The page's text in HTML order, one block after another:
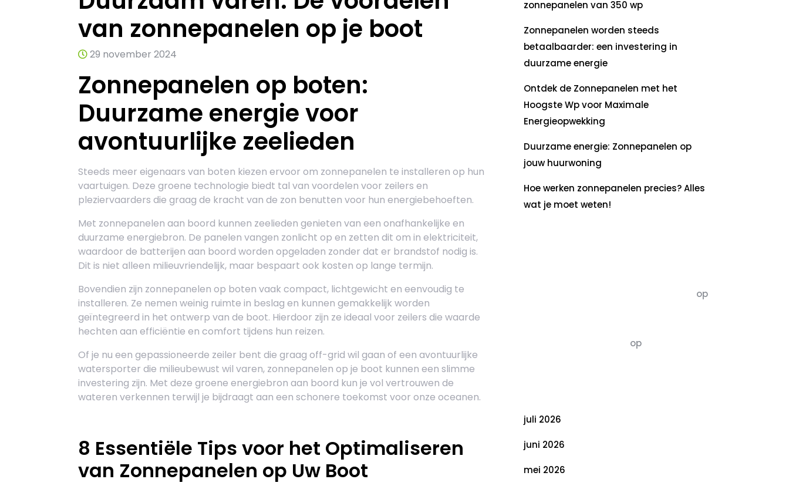
van zonnepanelen op je boot
29 november 2024
Zonnepanelen op boten:
Duurzame energie voor
avontuurlijke zeelieden
Steeds meer eigenaars van boten kiezen ervoor om zonnepanelen te installeren op hun
vaartuigen. Deze groene technologie biedt tal van voordelen voor zeilers en
pleziervaarders die graag de kracht van de zon benutten voor hun energiebehoeften.
Met zonnepanelen aan boord kunnen zeelieden genieten van een onafhankelijke en
duurzame energiebron. De panelen vangen zonlicht op en zetten dit om in elektriciteit,
waardoor de batterijen aan boord worden opgeladen zonder dat er brandstof nodig is.
Dit is niet alleen milieuvriendelijk, maar bespaart ook kosten op lange termijn.
Bovendien zijn zonnepanelen op boten vaak compact, lichtgewicht en eenvoudig te
installeren. Ze nemen weinig ruimte in beslag en kunnen gemakkelijk worden
geïntegreerd in het ontwerp van de boot. Hierdoor zijn ze ideaal voor zeilers die waarde
hechten aan efficiëntie en comfort tijdens hun reizen.
Of je nu een gepassioneerde zeiler bent die graag off-grid wil gaan of een avontuurlijke
watersporter die milieubewust wil varen, zonnepanelen op je boot kunnen een slimme
investering zijn. Met deze groene energiebron aan boord kun je vol vertrouwen de
wateren verkennen terwijl je bijdraagt aan een schonere toekomst voor onze oceanen.
8 Essentiële Tips voor het Optimaliseren
van Zonnepanelen op Uw Boot
zonnepanelen van 350 wp
Zonnepanelen worden steeds
betaalbaarder: een investering in
duurzame energie
Ontdek de Zonnepanelen met het
Hoogste Wp voor Maximale
Energieopwekking
Duurzame energie: Zonnepanelen op
jouw huurwoning
Hoe werken zonnepanelen precies? Alles
wat je moet weten!
op
op
juli 2026
juni 2026
mei 2026